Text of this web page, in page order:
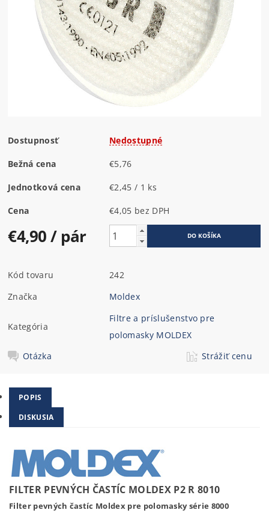
Dostupnosť Nedostupné
Bežná cena €5,76
Jednotková cena €2,45 / 1 ks
Cena €4,05 bez DPH
€4,90/ pár
Kód tovaru
242
Značka
Moldex
Kategória
Filtre a príslušenstvo pre
polomasky MOLDEX
Otázka
Strážiť cenu
POPIS
DISKUSIA
FILTER PEVNÝCH ČASTÍC MOLDEX P2 R 8010
Filter pevných častíc Moldex pre polomasky série 8000